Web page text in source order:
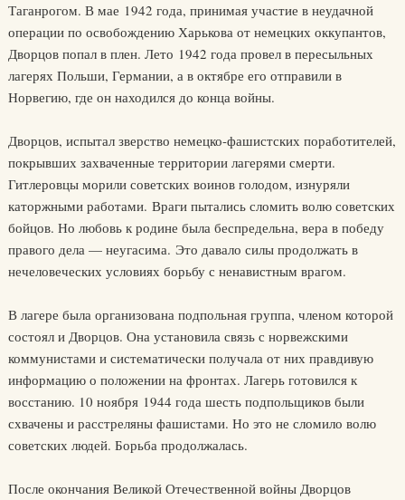
Таганрогом. В мае 1942 года, принимая участие в неудачной
операции по освобождению Харькова от немецких оккупантов,
Дворцов попал в плен. Лето 1942 года провел в пересыльных
лагерях Польши, Германии, а в октябре его отправили в
Норвегию, где он находился до конца войны.
Дворцов, испытал зверство немецко-фашистских поработителей,
покрывших захваченные территории лагерями смерти.
Гитлеровцы морили советских воинов голодом, изнуряли
каторжными работами. Враги пытались сломить волю советских
бойцов. Но любовь к родине была беспредельна, вера в победу
правого дела — неугасима. Это давало силы продолжать в
нечеловеческих условиях борьбу с ненавистным врагом.
В лагере была организована подпольная группа, членом которой
состоял и Дворцов. Она установила связь с норвежскими
коммунистами и систематически получала от них правдивую
информацию о положении на фронтах. Лагерь готовился к
восстанию. 10 ноября 1944 года шесть подпольщиков были
схвачены и расстреляны фашистами. Но это не сломило волю
советских людей. Борьба продолжалась.
После окончания Великой Отечественной войны Дворцов